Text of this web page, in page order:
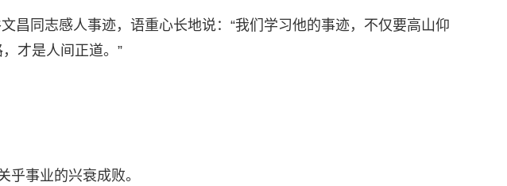
昌同志感人事迹，语重心长地说：“我们学习他的事迹，不仅要高山仰
才是人间正道。”
事业的兴衰成败。